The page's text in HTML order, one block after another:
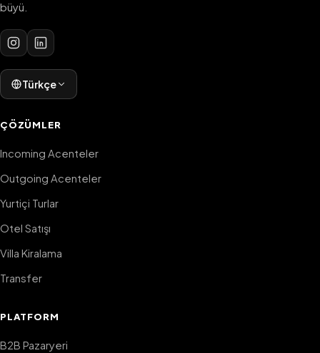
büyü.
Türkçe
ÇÖZÜMLER
Incoming Acenteler
Outgoing Acenteler
Yurtiçi Turlar
Otel Satışı
Villa Kiralama
Transfer
PLATFORM
B2B Pazaryeri